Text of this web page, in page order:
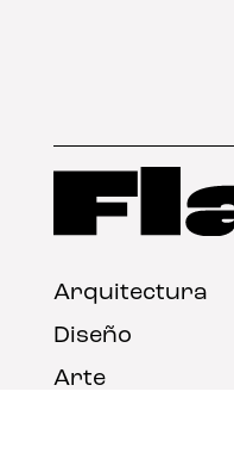
Arquitectura
Diseño
Arte